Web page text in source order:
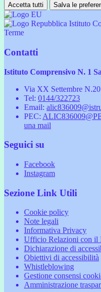
Accetta tutti Salva le
Istituto
Terme
Contatti
Istituto Comprensivo N. 1
Via XX Settembre
Tel: 0144/322723
Email:
PEC:
una mail
Seguici su
Facebook
Instagram
Sezione Link Utili
Cookie policy
Note legali
Informativa Privacy
Ufficio Relazioni con il
Dichiarazione di
Obiettivi di accessibilità
Whistleblowing
Gestione consensi
Amministrazione